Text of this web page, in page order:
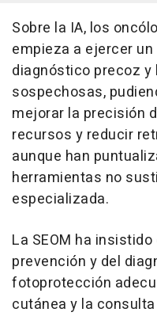
Sobre la IA, los
empieza a ejercer
diagnóstico precoz
sospechosas,
mejorar la precisión
recursos y reducir
aunque han
herramientas no
especializada.
La SEOM ha
prevención y del
fotoprotección
cutánea y la